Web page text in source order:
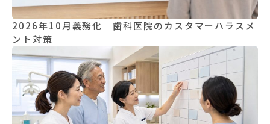
2026年10月義務化｜歯科医院のカスタマーハラスメ
ント対策